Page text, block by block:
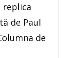
replica
de Paul
de